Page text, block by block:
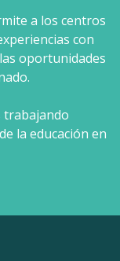
a los centros
con
oportunidades
trabajando
la educación en